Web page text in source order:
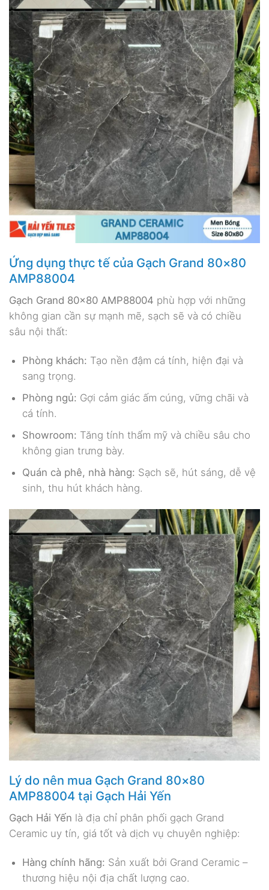
Ứng dụng thực tế của Gạch Grand 80×80
AMP88004
Gạch Grand 80×80 AMP88004 phù hợp với những
không gian cần sự mạnh mẽ, sạch sẽ và có chiều
sâu nội thất:
Phòng khách: Tạo nền đậm cá tính, hiện đại và
sang trọng.
Phòng ngủ: Gợi cảm giác ấm cúng, vững chãi và
cá tính.
Showroom: Tăng tính thẩm mỹ và chiều sâu cho
không gian trưng bày.
Quán cà phê, nhà hàng: Sạch sẽ, hút sáng, dễ vệ
sinh, thu hút khách hàng.
Lý do nên mua Gạch Grand 80×80
AMP88004 tại Gạch Hải Yến
Gạch Hải Yến là địa chỉ phân phối gạch Grand
Ceramic uy tín, giá tốt và dịch vụ chuyên nghiệp:
Hàng chính hãng: Sản xuất bởi Grand Ceramic –
thương hiệu nội địa chất lượng cao.